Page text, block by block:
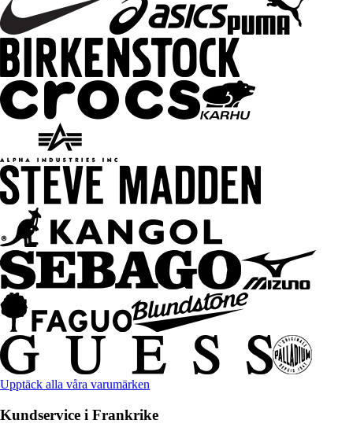
Upptäck alla våra varumärken
Kundservice i Frankrike